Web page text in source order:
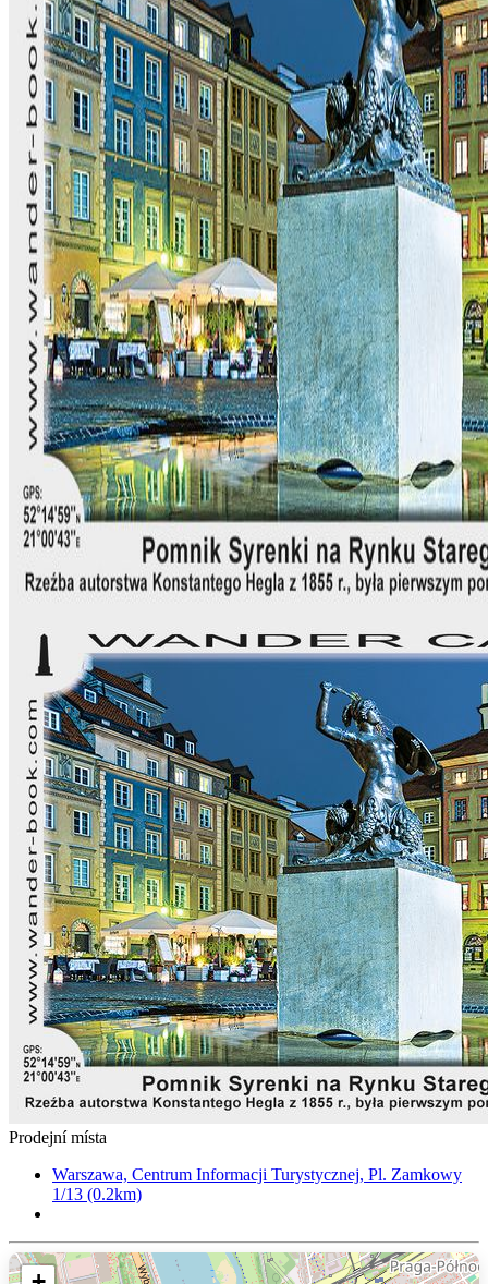
Prodejní místa
Warszawa, Centrum Informacji Turystycznej, Pl. Zamkowy
1/13 (0.2km)